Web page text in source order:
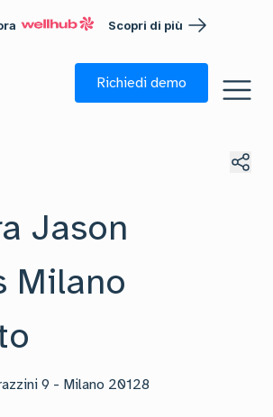
Scopri di più
Richiedi demo
Jason
Milano
9 - Milano 20128